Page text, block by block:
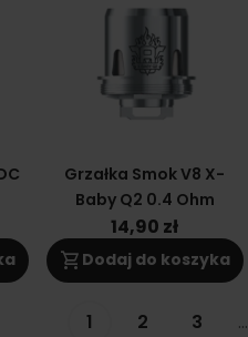
Grzałka Smok V8 X-
Baby Q2 0.4 Ohm
14,90 zł
shopping_cart Dodaj do koszyka
1 2 3 …